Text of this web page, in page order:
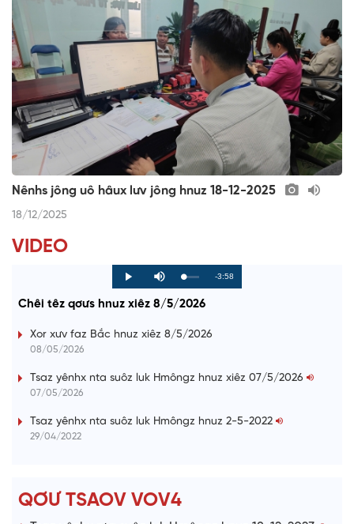
Nênhs jông uô hâux lưv jông hnuz 18-12-2025
18/12/2025
VIDEO
P
l
y
M
u
e
L
o
d
0
P
r
g
s
R
i
-3:58
Chêi têz qơưs hnuz xiêz 8/5/2026
Xor xưv faz Bắc hnuz xiêz 8/5/2026
08/05/2026
Tsaz yênhx nta suôz luk Hmôngz hnuz xiêz 07/5/2026
07/05/2026
Tsaz yênhx nta suôz luk Hmôngz hnuz 2-5-2022
29/04/2022
QƠƯ TSAOV VOV4